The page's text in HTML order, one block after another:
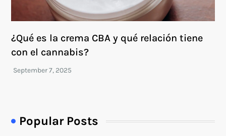
¿Qué es la crema CBA y qué relación tiene
con el cannabis?
Popular Posts